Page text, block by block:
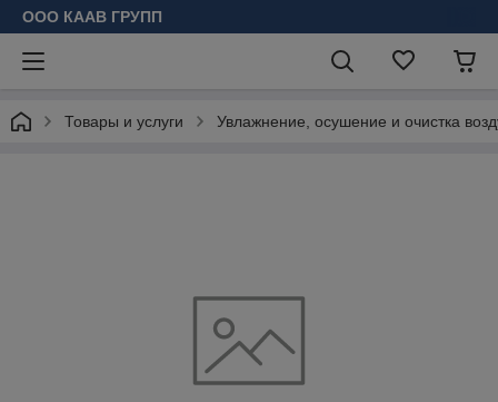
ООО КААВ ГРУПП
Товары и услуги Увлажнение, осушение и очистка